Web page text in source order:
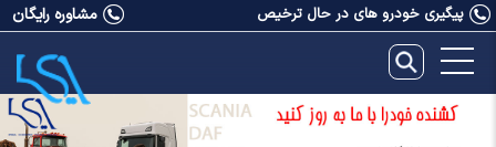
مشاوره رایگان پیگیری خودرو های در حال ترخیص